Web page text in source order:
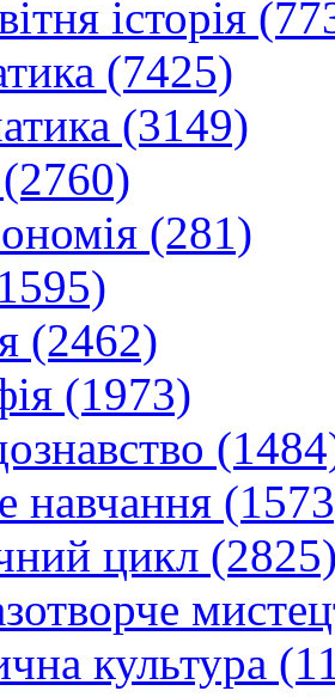
історія
(7425)
(3149)
(281)
(2462)
(1973)
навчання
цикл
культура